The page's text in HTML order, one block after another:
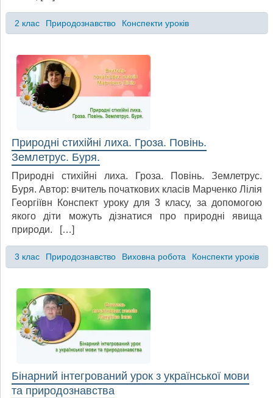
2 клас Природознавство Конспекти уроків
Природні стихійні лиха. Гроза. Повінь.
Землетрус. Буря.
Природні стихійні лиха. Гроза. Повінь. Землетрус.
Буря. Автор: вчитель початкових класів Марченко Лілія
Георгіївн Конспект уроку для 3 класу, за допомогою
якого діти можуть дізнатися про природні явища
природи. […]
3 клас Природознавство Виховна робота Конспекти уроків
Бінарний інтегрований урок з української мови
та природознавства